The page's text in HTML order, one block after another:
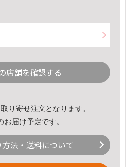
店舗を確認する
り寄せ注文となります。
お届け予定です。
法・送料について